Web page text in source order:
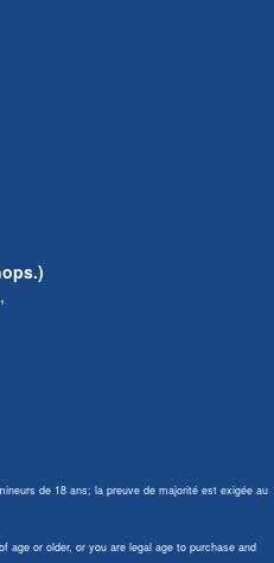
de 18 ans; la preuve de majorité est exigée au
age or older, or you are legal age to purchase and